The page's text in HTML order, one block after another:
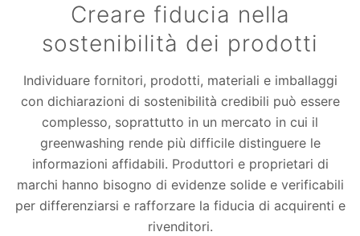
Creare fiducia nella
sostenibilità dei prodotti
Individuare fornitori, prodotti, materiali e imballaggi
con dichiarazioni di sostenibilità credibili può essere
complesso, soprattutto in un mercato in cui il
greenwashing rende più difficile distinguere le
informazioni affidabili. Produttori e proprietari di
marchi hanno bisogno di evidenze solide e verificabili
per differenziarsi e rafforzare la fiducia di acquirenti e
rivenditori.